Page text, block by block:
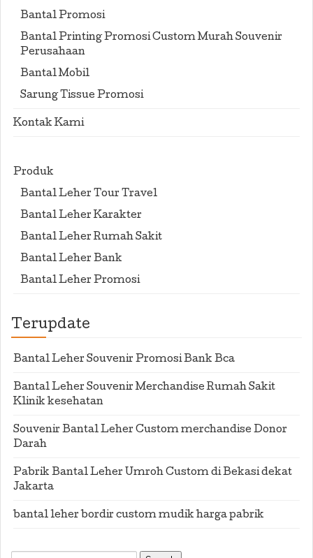
Bantal Promosi
Bantal Printing Promosi Custom Murah Souvenir
Perusahaan
Bantal Mobil
Sarung Tissue Promosi
Kontak Kami
Produk
Bantal Leher Tour Travel
Bantal Leher Karakter
Bantal Leher Rumah Sakit
Bantal Leher Bank
Bantal Leher Promosi
Terupdate
Bantal Leher Souvenir Promosi Bank Bca
Bantal Leher Souvenir Merchandise Rumah Sakit
Klinik kesehatan
Souvenir Bantal Leher Custom merchandise Donor
Darah
Pabrik Bantal Leher Umroh Custom di Bekasi dekat
Jakarta
bantal leher bordir custom mudik harga pabrik